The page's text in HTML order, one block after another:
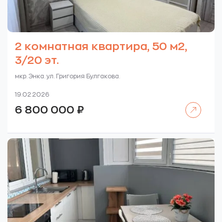
2 комнатная квартира, 50 м2,
3/20 эт.
мкр. Энка. ул. Григория Булгакова.
19.02.2026
6 800 000 ₽